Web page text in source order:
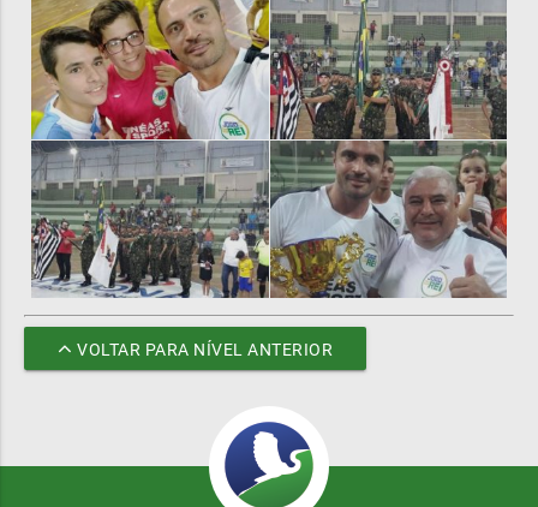
VOLTAR PARA NÍVEL ANTERIOR